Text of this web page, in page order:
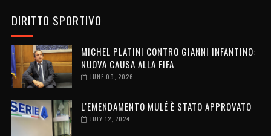
DIRITTO SPORTIVO
MICHEL PLATINI CONTRO GIANNI INFANTINO:
NUOVA CAUSA ALLA FIFA
JUNE 09, 2026
L'EMENDAMENTO MULÉ È STATO APPROVATO
JULY 12, 2024